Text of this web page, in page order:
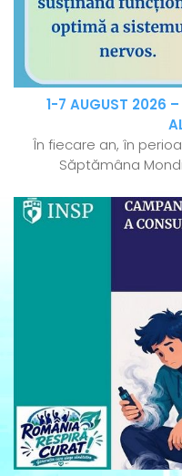
1-7 AUGUST 2026
În fiecare an, în
Săptămâna